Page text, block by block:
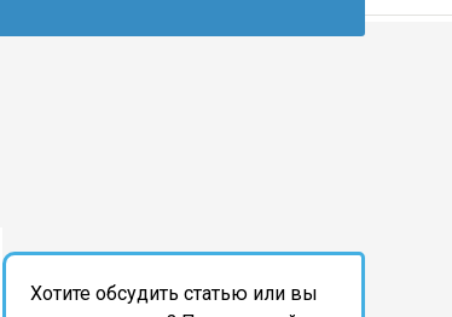
Хотите обсудить статью или вы